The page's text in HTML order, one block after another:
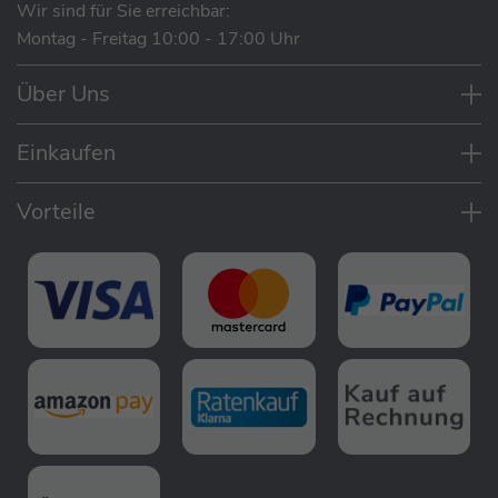
Lieferumfang
für Kinder und Jugendliche (155 cm x 200 cm)
Die Faserbettdecke Anela Bio mit Paradies
Greentex® BIO-Baumwolle und seidig weicher Aloe
Vera-Gewebeveredelung gibt ein Gefühl des
intensiven Wohlbefindens. Die Füllung Paradies Fill®
Comfort ist eine Textilfaser-Füllung mit kuscheligem
Volumen und besonderem Dauerbausch durch die
Paradies Highloft® Fasertechnologie.
Wir sind für Sie erreichbar:
Montag - Freitag 10:00 - 17:00 Uhr
Über Uns
Einkaufen
Vorteile